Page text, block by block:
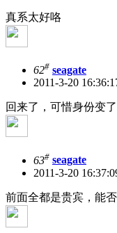
真系太好咯
62# seagate
2011-3-20
回来了，可惜身份变了
63# seagate
2011-3-20
前面全都是贵宾，能